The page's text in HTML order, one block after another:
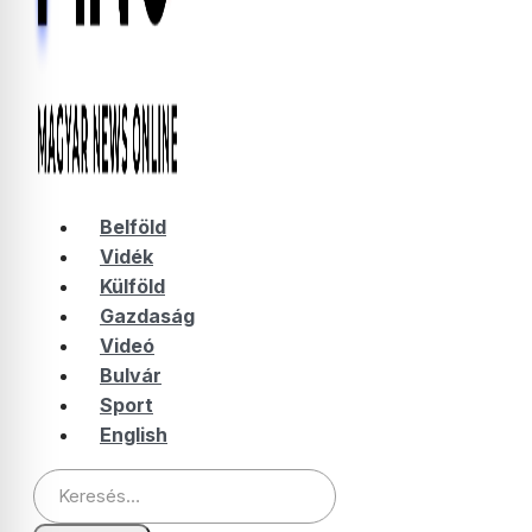
Belföld
Vidék
Külföld
Gazdaság
Videó
Bulvár
Sport
English
Keresés: